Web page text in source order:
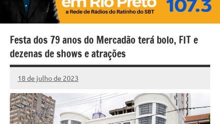
Festa dos 79 anos do Mercadão terá bolo, FIT e
dezenas de shows e atrações
18 de julho de 2023
Marcelo
Fachin
Nenhum
Comentário